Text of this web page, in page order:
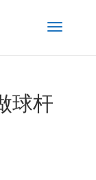
球杆